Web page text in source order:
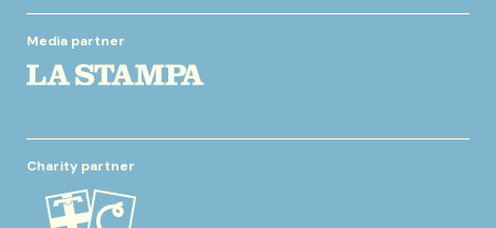
Media partner
Charity partner